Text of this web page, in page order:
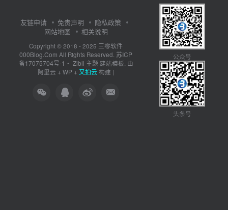
友链申请 免责声明
隐私政策
网站地图
相关说明
Copyright © 2018 - 2025 三零软件
000Blog.Com All Rights Reserved. 苏ICP
备17075704号-1 ・ Zibll 主题建站模板. 由
阿里云 + WP + 又拍云构建 |
公众号
头条号